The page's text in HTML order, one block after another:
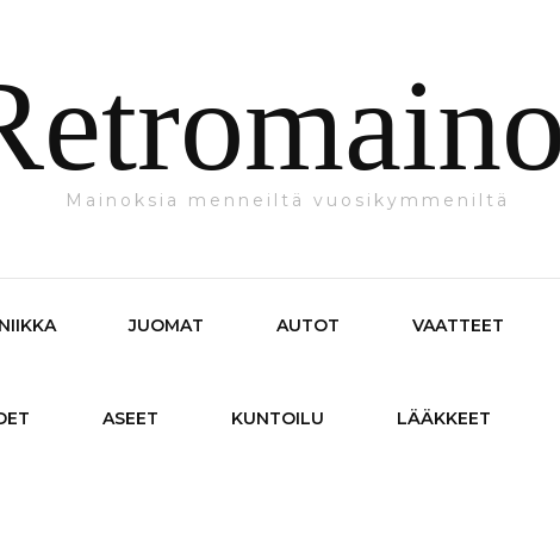
Mainoksia menneiltä vuosikymmeniltä
JUOMAT AUTOT VAATTEET
ASEET KUNTOILU LÄÄKKEET